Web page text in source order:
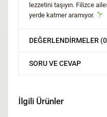
lezzetini taşıyın. Filizce
yerde katmer aramıyor.
DEĞERLENDIRMELER
SORU VE CEVAP
İlgili Ürünler